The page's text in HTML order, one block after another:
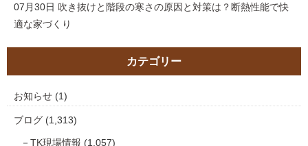
07月30日 吹き抜けと階段の寒さの原因と対策は？断熱性能で快
適な家づくり
カテゴリー
お知らせ (1)
ブログ (1,313)
TK現場情報 (1,057)